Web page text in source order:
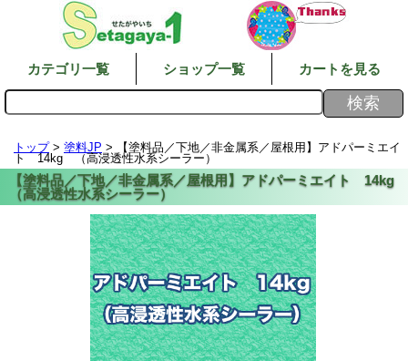
カテゴリ一覧 ショップ一覧 カートを見る
トップ> 塗料JP > 【塗料品／下地／非金属系／屋根用】アドパーミエイ
ト 14kg （高浸透性水系シーラー）